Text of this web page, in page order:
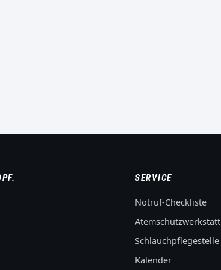
SERVICE
Notruf-Checkliste
Atemschutzwerkstatt
Schlauchpflegestelle
Kalender